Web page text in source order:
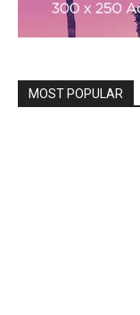
MOST POPULAR